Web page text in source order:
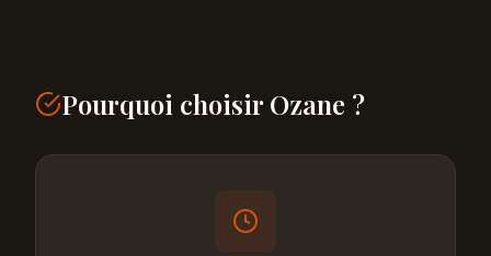
Pourquoi choisir Ozane ?